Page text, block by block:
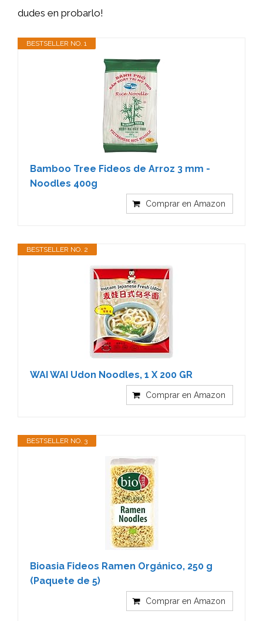
dudes en probarlo!
BESTSELLER NO. 1
Bamboo Tree Fideos de Arroz 3 mm -
Noodles 400g
Comprar en Amazon
BESTSELLER NO. 2
WAI WAI Udon Noodles, 1 X 200 GR
Comprar en Amazon
BESTSELLER NO. 3
Bioasia Fideos Ramen Orgánico, 250 g
(Paquete de 5)
Comprar en Amazon